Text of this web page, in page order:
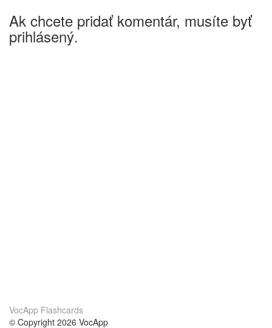
Ak chcete pridať komentár, musíte byť
prihlásený.
VocApp Flashcards
© Copyright 2026 VocApp